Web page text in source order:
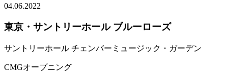
04.06.2022
東京・サントリーホール ブルーローズ
サントリーホール チェンバーミュージック・ガーデン
CMGオープニング